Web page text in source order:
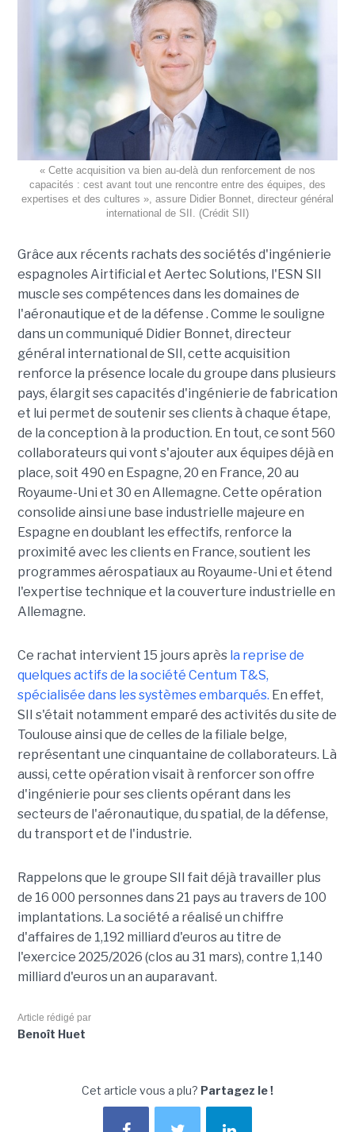
« Cette acquisition va bien au-delà dun renforcement de nos
capacités : cest avant tout une rencontre entre des équipes, des
expertises et des cultures », assure Didier Bonnet, directeur général
international de SII. (Crédit SII)
Grâce aux récents rachats des sociétés d'ingénierie
espagnoles Airtificial et Aertec Solutions, l'ESN SII
muscle ses compétences dans les domaines de
l'aéronautique et de la défense . Comme le souligne
dans un communiqué Didier Bonnet, directeur
général international de SII, cette acquisition
renforce la présence locale du groupe dans plusieurs
pays, élargit ses capacités d'ingénierie de fabrication
et lui permet de soutenir ses clients à chaque étape,
de la conception à la production. En tout, ce sont 560
collaborateurs qui vont s'ajouter aux équipes déjà en
place, soit 490 en Espagne, 20 en France, 20 au
Royaume-Uni et 30 en Allemagne. Cette opération
consolide ainsi une base industrielle majeure en
Espagne en doublant les effectifs, renforce la
proximité avec les clients en France, soutient les
programmes aérospatiaux au Royaume-Uni et étend
l'expertise technique et la couverture industrielle en
Allemagne.
Ce rachat intervient 15 jours après la reprise de
quelques actifs de la société Centum T&S,
spécialisée dans les systèmes embarqués. En effet,
SII s'était notamment emparé des activités du site de
Toulouse ainsi que de celles de la filiale belge,
représentant une cinquantaine de collaborateurs. Là
aussi, cette opération visait à renforcer son offre
d'ingénierie pour ses clients opérant dans les
secteurs de l'aéronautique, du spatial, de la défense,
du transport et de l'industrie.
Rappelons que le groupe SII fait déjà travailler plus
de 16 000 personnes dans 21 pays au travers de 100
implantations. La société a réalisé un chiffre
d'affaires de 1,192 milliard d'euros au titre de
l'exercice 2025/2026 (clos au 31 mars), contre 1,140
milliard d'euros un an auparavant.
Article rédigé par
Benoît Huet
Cet article vous a plu? Partagez le !